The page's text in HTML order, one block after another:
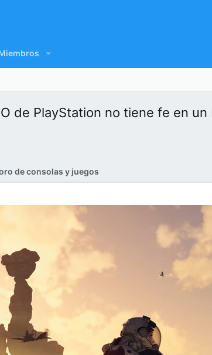
de PlayStation no tiene fe en
de consolas y juegos